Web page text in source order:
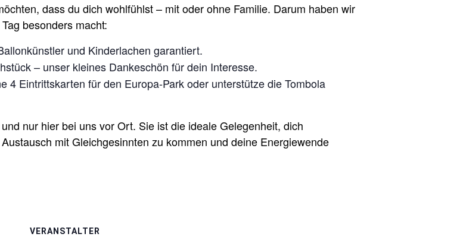
dass du dich wohlfühlst – mit oder ohne Familie. Darum haben wir
besonders macht:
und Kinderlachen garantiert.
– unser kleines Dankeschön für dein Interesse.
4 Eintrittskarten für den Europa-Park oder unterstütze die Tombola
nur hier bei uns vor Ort. Sie ist die ideale Gelegenheit, dich
mit Gleichgesinnten zu kommen und deine Energiewende
VERANSTALTER